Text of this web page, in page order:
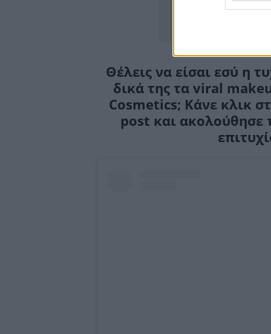
Θέλεις να είσαι εσύ η
δικά της τα viral
Cosmetics; Κάνε κλικ
post και ακολούθησε